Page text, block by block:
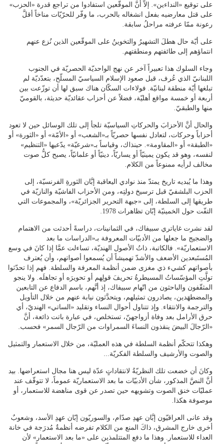
على توقيع «النداءين». إلاَّ أنَّ الموقّعين استفادوا من تراجع قدرة «الحزب»
على قتل معارضيه بفعل انشغاله بالحرب، ما وفّر للحرّيّات مناخاً أقلَّ
رعونة ممّا عرفته مراحلُ سابقة.
على أيّة حال هطلَ التشهيرُ والتخوينُ على الموقّعين الذين نُزع عنهم
انتماؤهم إلى طائفتهم ومنطقتهم.
وجاء السلوك هذا تعبيراً آخر عن نهج الواحديّة الحصريّة في الجنوب
اللبنانيّ الذي عُرف، قبل صعود الإسلام السياسيّ المسلّح، بتعدّديّة لم
تبلغها أيّة منطقة لبنانيّة. فولاءات السكّان هناك سبق لها أن توزّعت بين
أربعة أو خمسة مواقع أهليّة، فضلاً عن أحزاب عقائديّة حديثة، بالقوميّ
منها والطبقيّ.
والحال أنَّ الأحزابَ والحركاتِ السياسيّة تلجأ إلى تلك الوسائل حين لا تعود
أحزاباً وحركات، لتعادل نفسها حصريّاً بـ«الشعب» أو «الأمّة» أو «الثورة» أو
«الطبقة» أو «المقاومة». حينذاك، وقياساً بـ«شرعيّة» يدّعيها «التنظيم»
لنفسه، وهو قد يكون يمينيّاً أو يساريّاً، دينيّاً أو علمانيّاً، يصبح كلُّ صوت
مخالف لرأيه ممنوعاً من الكلام.
وهذا ما يُبديه تاريخ يمتدّ منذ نوادي اليعاقبة إبَّان الثورةِ الفرنسيّة، إلى
الحزب البلشفيّ قبل ترسيخ دولتِه، ومن الأحزاب الفاشيّة والنازيّة في
طريقها إلى السلطة، إلى «جبهة التحرير الجزائريّة»، والمجموعات التي
التفّت حول الخمينيّة إبّان تظاهرات 1978.
لقد نشرت غاياتري سبيفاك، في الثمانينات، دراسةً أحدثت من الاهتمام
والضجيج ما جعلها من الأدبيّات المعروفة بـ«الدراسات ما بعد
الاستعماريّة». فالكاتبة، ذاتُ الأصول الهنديّة، تساءلت عمَّا إذا كانَ في وسع
المُستَبعدين الأضعف والأشدّ تهميشاً أن يُسمعوا أصواتهم، وأن يُعترف
بأصواتهم كشيء ذي مغزى ضمن أنظمة المعرفة والسلطة. فهم إذا تحدّثوا
تولَّتِ المؤسّساتُ المسيطرةُ تحريفَ قولِهم أو تحويرَه أو تجاهلَه. ولا ينجو
المثقّفون والباحثون من اتّهام سبيفاك، إذ أنَّهم، باسم الدفاع عن التابعين
والمضطهَدين، يصادرون تمثيلهم، ويتحدَّثون نيابة عنهم من خلال التأويل
والترجمة والانتقاء. وإذ تتناول أحوال النساء وتقليد «الساتي» الهنديّ، أي
حرق الأرامل بعد وفاة أزواجهنّ، تستخلص، في عبارة باتت ذائعة، أنَّ
«الرّجالَ البيضَ ينقذون النساءَ السمراوات من الرّجال السمر» فحسب.
وهكذا تتحكّم أنظمة السلطة في هذه العمليّة، من خلال الاستعمار والتمثيل
والصوت والأرشيف والسلطة الفكريّة...
وكانَ أن خضعت تلك النظريّةُ لانتقاداتٍ عدّة ليس هنا مجال استعراضها. بيد
أنَّ النصَّ المذكور، شأن الأدبيّات ما بعد الاستعماريّة عموماً، لا تتوقّف عند
عمليّات خنق الصوت وتشويهه حين تصدر عن قوى مناهضة للاستعمار، أو
موصوفة هكذا.
وقد عانى العراقيّون إبَّان عهدِ صدّام، والسوريّون إبّان عهدِ الأسد، وشعوبٌ
أخرى خارج المشرق، ذاكَ المنع من الكلام تفرضه أنظمةٌ مُدرَجة في خانة
العداء للاستعمار. وهذا ما دفع المتتلمذين على «ما بعد الاستعمار» لأن